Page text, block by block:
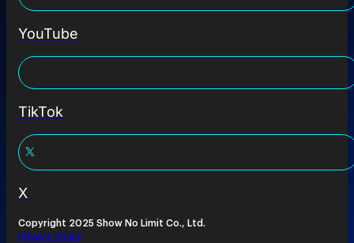
YouTube
TikTok
X
Copyright 2025 Show No Limit Co., Ltd.
Privacy Policy